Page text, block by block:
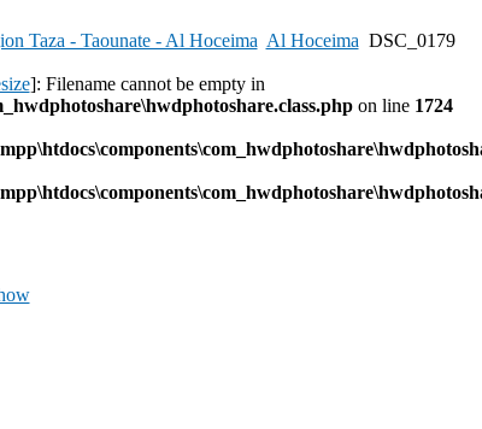
Taza - Taounate - Al Hoceima Al Hoceima DSC_0179
]: Filename cannot be empty in
on line 1724